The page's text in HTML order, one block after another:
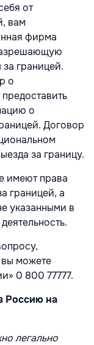
от
вам
фирма
границей.
о
о
Договор
за границу.
имеют права
границей, а
указанными в
можете
0 800 77777.
Россию на
легально